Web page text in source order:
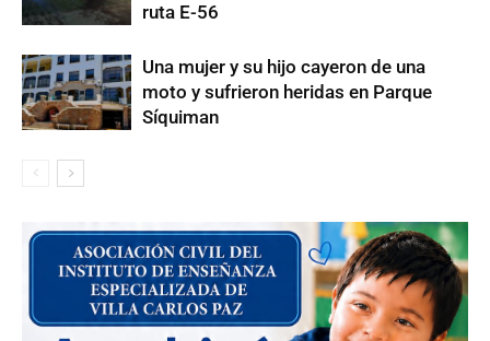
ruta E-56
Una mujer y su hijo cayeron de una
moto y sufrieron heridas en Parque
Síquiman